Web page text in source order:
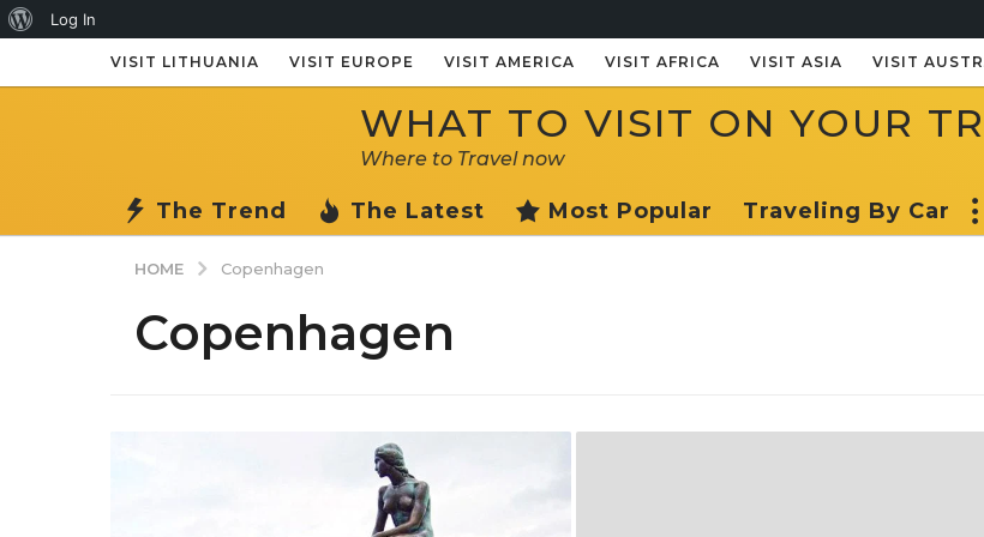
About
WordPress
Log In
VISIT LITHUANIA VISIT EUROPE VISIT AMERICA VISIT AFRICA VISIT ASIA VISIT
WHAT TO VISIT ON YOUR
Where to Travel now
The Trend The Latest Most Popular Traveling By Car
HOME Copenhagen
Copenhagen